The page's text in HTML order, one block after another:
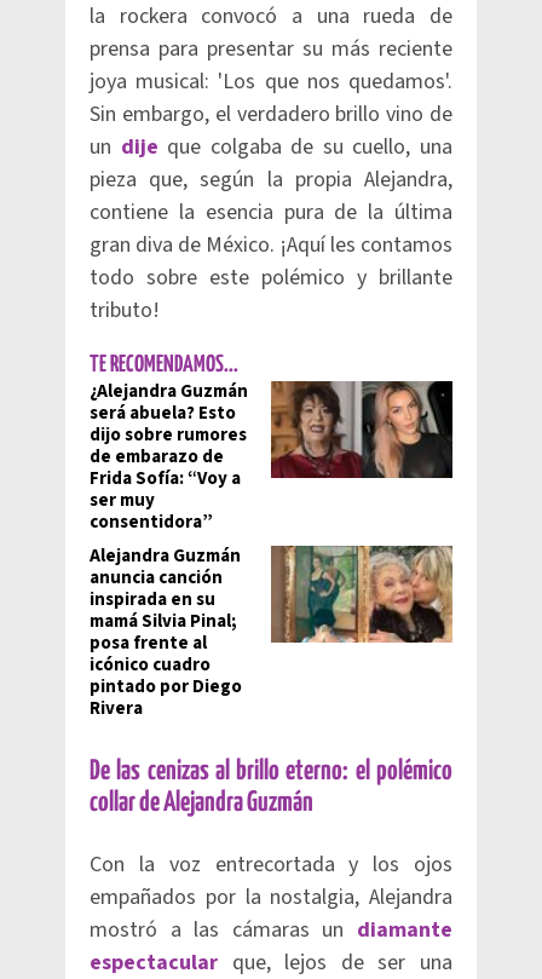
la rockera convocó a una rueda de
prensa para presentar su más reciente
joya musical: 'Los que nos quedamos'.
Sin embargo, el verdadero brillo vino de
un dije que colgaba de su cuello, una
pieza que, según la propia Alejandra,
contiene la esencia pura de la última
gran diva de México. ¡Aquí les contamos
todo sobre este polémico y brillante
tributo!
TE RECOMENDAMOS...
¿Alejandra Guzmán
será abuela? Esto
dijo sobre rumores
de embarazo de
Frida Sofía: “Voy a
ser muy
consentidora”
Alejandra Guzmán
anuncia canción
inspirada en su
mamá Silvia Pinal;
posa frente al
icónico cuadro
pintado por Diego
Rivera
De las cenizas al brillo eterno: el polémico
collar de Alejandra Guzmán
Con la voz entrecortada y los ojos
empañados por la nostalgia, Alejandra
mostró a las cámaras un diamante
espectacular que, lejos de ser una